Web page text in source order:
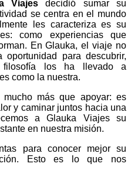
Viajes decidió sumar su
se centra en el mundo
les caracteriza es su
como experiencias que
En Glauka, el viaje no
para descubrir,
filosofía los ha llevado a
como la nuestra.
más que apoyar: es
y caminar juntos hacia una
a Glauka Viajes su
en nuestra misión.
para conocer mejor su
Esto es lo que nos